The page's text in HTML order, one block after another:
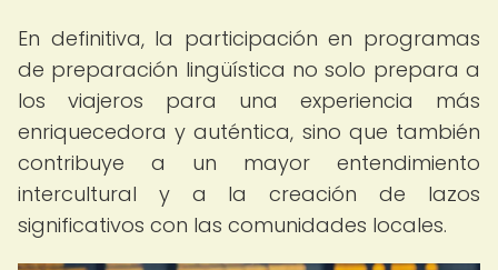
En definitiva, la participación en programas
de preparación lingüística no solo prepara a
los viajeros para una experiencia más
enriquecedora y auténtica, sino que también
contribuye a un mayor entendimiento
intercultural y a la creación de lazos
significativos con las comunidades locales.